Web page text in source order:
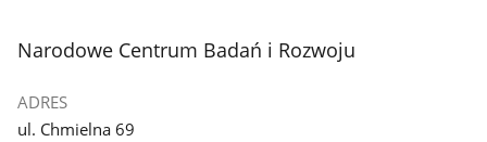
stopka
Narodowe Centrum Badań i Rozwoju
ADRES
ul. Chmielna 69